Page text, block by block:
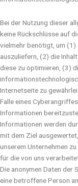
Bei der Nutzung dieser
keine Rückschlüsse auf
vielmehr benötigt, um
auszuliefern, (2) die
diese zu optimieren, (3)
Internetseite zu
Falle eines
Informationen
Informationen werden
mit dem Ziel
unserem Unternehmen
für die von uns
Die anonymen Daten der
eine betroffene Person